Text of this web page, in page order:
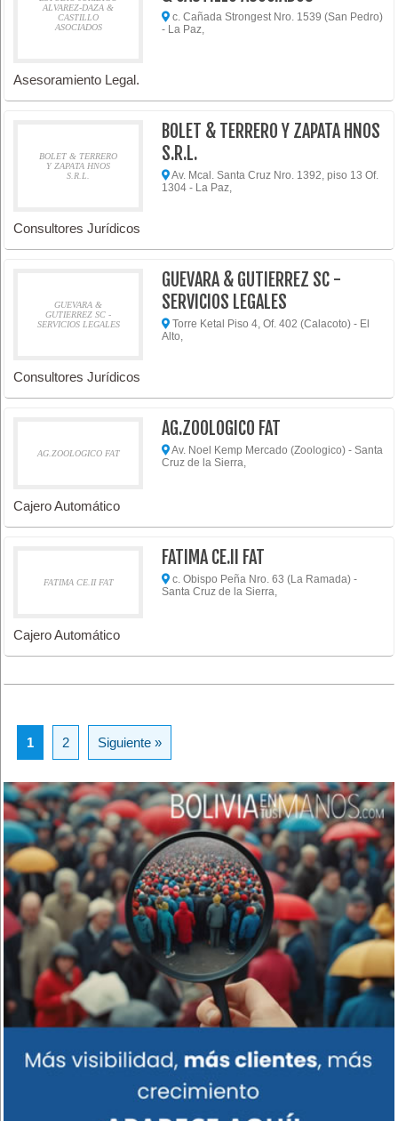
ALVAREZ-DAZA &
CASTILLO
ASOCIADOS
c. Cañada Strongest Nro. 1539 (San Pedro)
- La Paz,
Asesoramiento Legal.
BOLET & TERRERO
Y ZAPATA HNOS
S.R.L.
BOLET & TERRERO Y ZAPATA HNOS
S.R.L.
Av. Mcal. Santa Cruz Nro. 1392, piso 13 Of.
1304 - La Paz,
Consultores Jurídicos
GUEVARA &
GUTIERREZ SC -
SERVICIOS LEGALES
GUEVARA & GUTIERREZ SC -
SERVICIOS LEGALES
Torre Ketal Piso 4, Of. 402 (Calacoto) - El
Alto,
Consultores Jurídicos
AG.ZOOLOGICO FAT
AG.ZOOLOGICO FAT
Av. Noel Kemp Mercado (Zoologico) - Santa
Cruz de la Sierra,
Cajero Automático
FATIMA CE.II FAT
FATIMA CE.II FAT
c. Obispo Peña Nro. 63 (La Ramada) -
Santa Cruz de la Sierra,
Cajero Automático
1 2 Siguiente »